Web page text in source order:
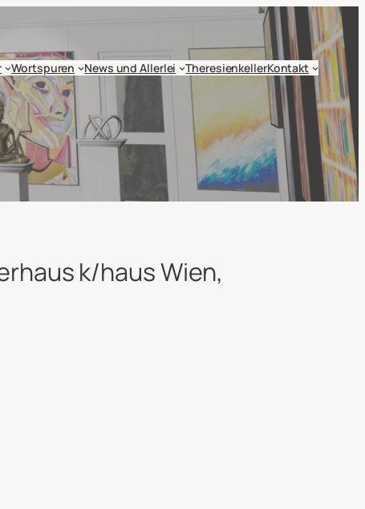
Wortspuren News und Allerlei TheresienkellerKontakt
k/haus Wien,